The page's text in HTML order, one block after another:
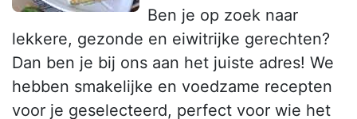
Ben je op zoek naar
lekkere, gezonde en eiwitrijke gerechten?
Dan ben je bij ons aan het juiste adres! We
hebben smakelijke en voedzame recepten
voor je geselecteerd, perfect voor wie het